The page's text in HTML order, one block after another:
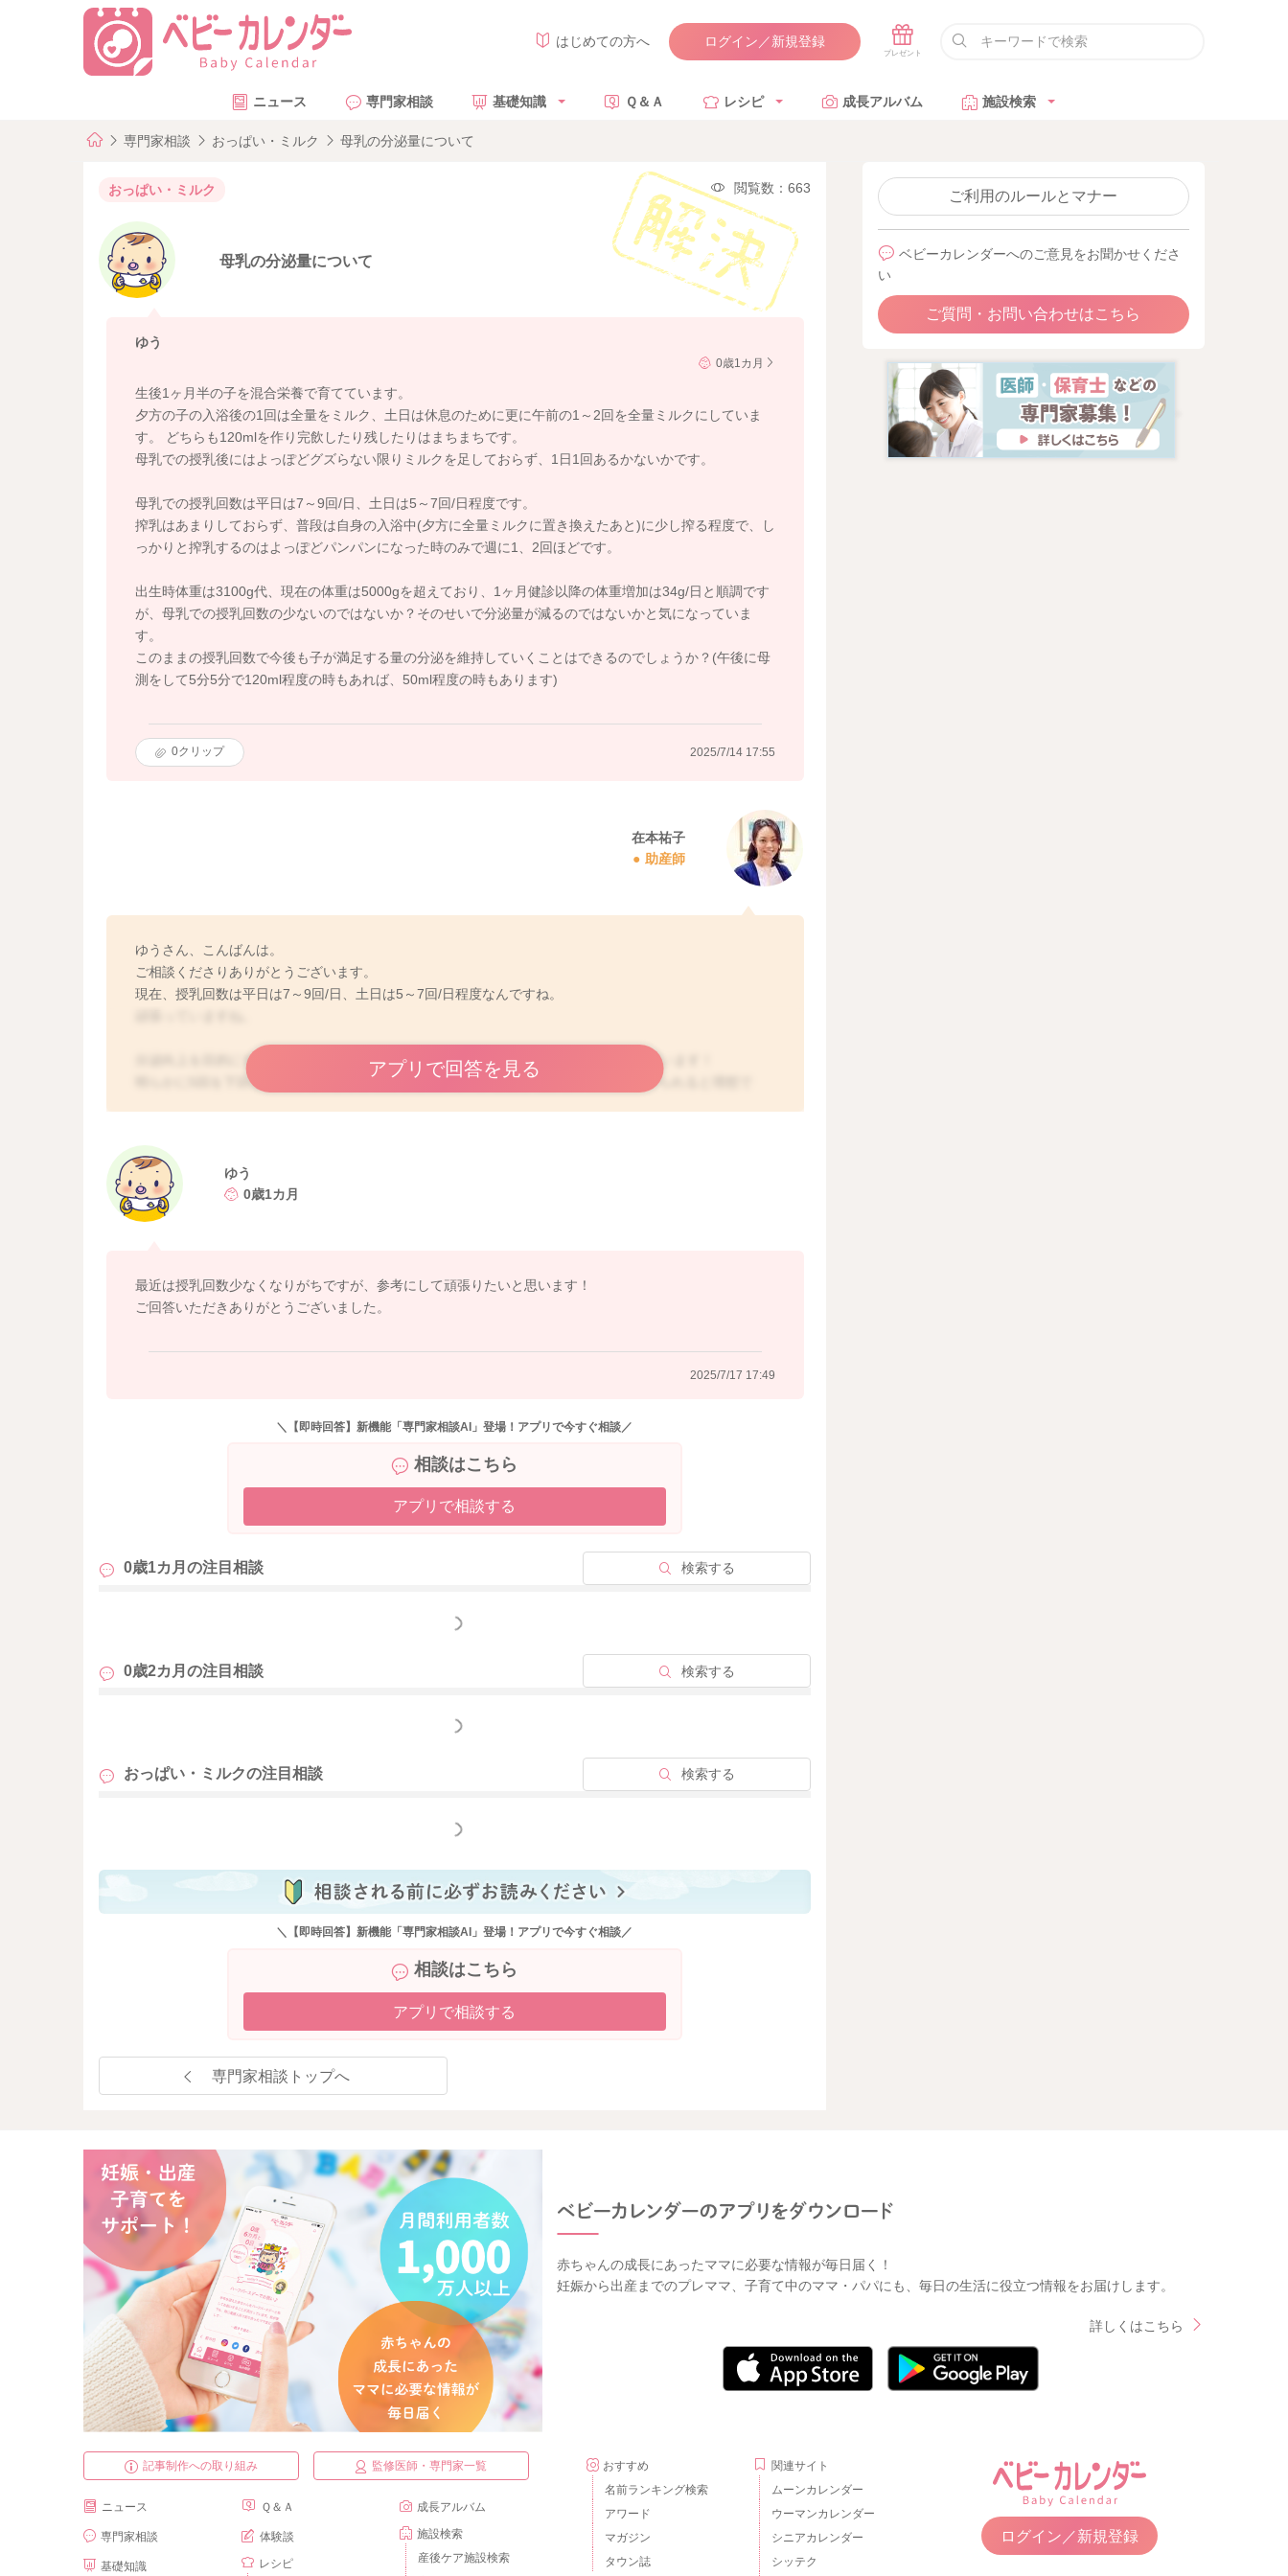
はじめての方へ ログイン／新規登録
ニュース 専門家相談 基礎知識 Ｑ＆Ａ レシピ 成長アルバム 施設検索
専門家相談 おっぱい・ミルク 母乳の分泌量について
おっぱい・ミルク 閲覧数：663
母乳の分泌量について
ゆう
0歳1カ月
生後1ヶ月半の子を混合栄養で育てています。
夕方の子の入浴後の1回は全量をミルク、土日は休息のために更に午前の1～2回を全量ミルクにしていま
す。 どちらも120mlを作り完飲したり残したりはまちまちです。
母乳での授乳後にはよっぽどグズらない限りミルクを足しておらず、1日1回あるかないかです。
母乳での授乳回数は平日は7～9回/日、土日は5～7回/日程度です。
搾乳はあまりしておらず、普段は自身の入浴中(夕方に全量ミルクに置き換えたあと)に少し搾る程度で、し
っかりと搾乳するのはよっぽどパンパンになった時のみで週に1、2回ほどです。
出生時体重は3100g代、現在の体重は5000gを超えており、1ヶ月健診以降の体重増加は34g/日と順調です
が、母乳での授乳回数の少ないのではないか？そのせいで分泌量が減るのではないかと気になっていま
す。
このままの授乳回数で今後も子が満足する量の分泌を維持していくことはできるのでしょうか？(午後に母
測をして5分5分で120ml程度の時もあれば、50ml程度の時もあります)
0クリップ 2025/7/14 17:55
在本祐子
助産師
ゆうさん、こんばんは。
ご相談くださりありがとうございます。
現在、授乳回数は平日は7～9回/日、土日は5～7回/日程度なんですね。
分泌向上を目的にする場合には、1日8回以上の授乳回数を目指してくださると良いと思います！
明らかに5回を下回ると減ってくることもあるため、ミルクを使う場合も6.7回程度あげられると理想で
ご無理ない程度で構いませんので、体の調子やお子さんの様子でミルクをあげるタイミングを見極めてい
きましょうね。
よろしくお願いします。
アプリで回答を見る
ゆう
0歳1カ月
最近は授乳回数少なくなりがちですが、参考にして頑張りたいと思います！
ご回答いただきありがとうございました。
2025/7/17 17:49
＼【即時回答】新機能「専門家相談AI」登場！アプリで今すぐ相談／
相談はこちら
アプリで相談する
0歳1カ月の注目相談 検索する
もっと見る
0歳2カ月の注目相談 検索する
もっと見る
おっぱい・ミルクの注目相談 検索する
もっと見る
＼【即時回答】新機能「専門家相談AI」登場！アプリで今すぐ相談／
相談はこちら
アプリで相談する
専門家相談トップへ
ご利用のルールとマナー
ベビーカレンダーへのご意見をお聞かせくださ
い
ご質問・お問い合わせはこちら
赤ちゃんの成長にあったママに必要な情報が毎日届く！
妊娠から出産までのプレママ、子育て中のママ・パパにも、毎日の生活に役立つ情報をお届けします。
詳しくはこちら
記事制作への取り組み 監修医師・専門家一覧
ニュース
専門家相談
基礎知識
Ｑ＆Ａ
体験談
レシピ
成長アルバム
施設検索
産後ケア施設検索
おすすめ
名前ランキング検索
アワード
マガジン
タウン誌
関連サイト
ムーンカレンダー
ウーマンカレンダー
シニアカレンダー
シッテク
ログイン／新規登録